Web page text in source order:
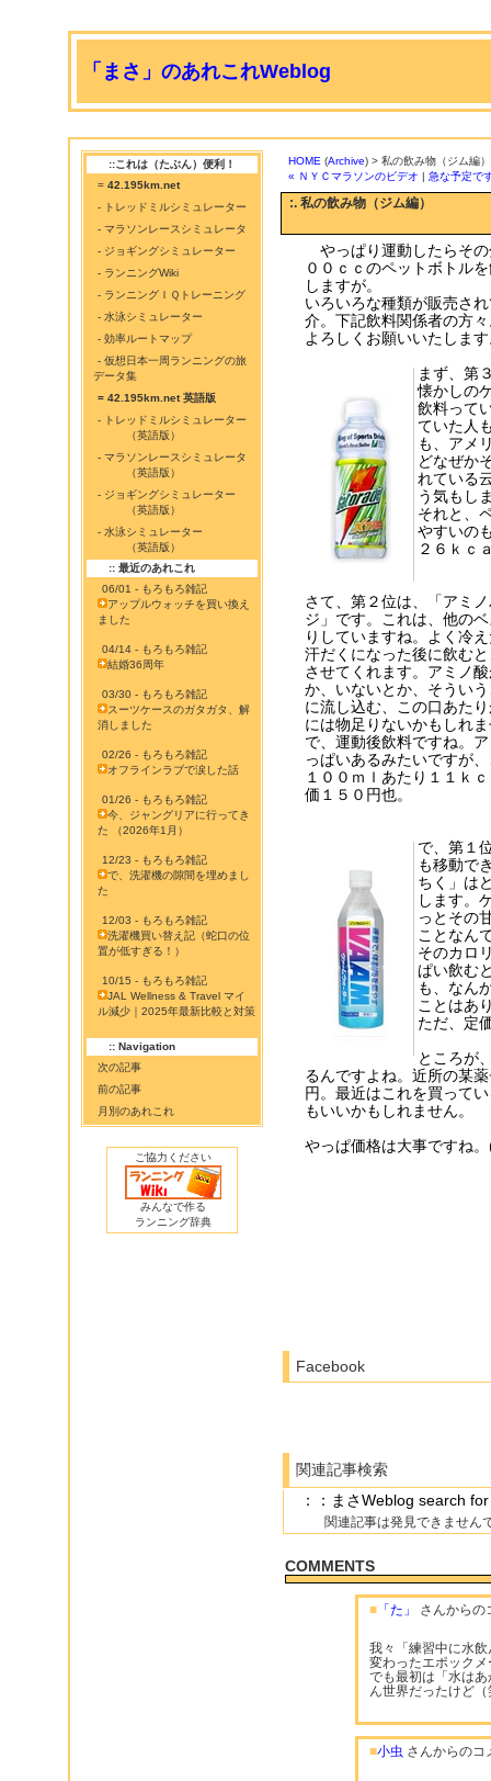
「まさ」のあれこれWeblog
::これは（たぶん）便利！
= 42.195km.net
- トレッドミルシミュレーター
- マラソンレースシミュレータ
- ジョギングシミュレーター
- ランニングWiki
- ランニングＩＱトレーニング
- 水泳シミュレーター
- 効率ルートマップ
- 仮想日本一周ランニングの旅
データ集
= 42.195km.net 英語版
- トレッドミルシミュレーター
（英語版）
- マラソンレースシミュレータ
（英語版）
- ジョギングシミュレーター
（英語版）
- 水泳シミュレーター
（英語版）
:: 最近のあれこれ
06/01 - もろもろ雑記
アップルウォッチを買い換え
ました
04/14 - もろもろ雑記
結婚36周年
03/30 - もろもろ雑記
スーツケースのガタガタ、解
消しました
02/26 - もろもろ雑記
オフラインラブで涙した話
01/26 - もろもろ雑記
今、ジャングリアに行ってき
た （2026年1月）
12/23 - もろもろ雑記
で、洗濯機の隙間を埋めまし
た
12/03 - もろもろ雑記
洗濯機買い替え記（蛇口の位
置が低すぎる！）
10/15 - もろもろ雑記
JAL Wellness & Travel マイ
ル減少｜2025年最新比較と対策
:: Navigation
次の記事
前の記事
月別のあれこれ
ご協力ください
みんなで作る
ランニング辞典
HOME (Archive) > 私の飲み物（ジム編）
« ＮＹＣマラソンのビデオ | 急な予定で
:. 私の飲み物（ジム編）
やっぱり運動したらそ
００ｃｃのペットボトル
しますが。
いろいろな種類が販売さ
介。下記飲料関係者の方
よろしくお願いいたしま
まず、第
懐かしの
飲料って
ていた人
も、アメ
どなぜか
れている
う気もし
それと、
やすいの
２６ｋｃ
さて、第２位は、「アミ
ジ」です。これは、他の
りしていますね。よく冷
汗だくになった後に飲む
させてくれます。アミノ
か、いないとか、そうい
に流し込む、この口あた
には物足りないかもしれ
で、運動後飲料ですね。
っぱいあるみたいですが
１００ｍｌあたり１１ｋ
価１５０円也。
で、第１
も移動で
ちく」は
します。
っとその
ことなん
そのカロ
ぱい飲む
も、なん
ことはあ
ただ、定
ところが
るんですよね。近所の某
円。最近はこれを買って
もいいかもしれません。
やっぱ価格は大事ですね
Facebook
関連記事検索
：：まさWeblog search
関連記事は発見できません
COMMENTS
■ 「た」 さんからの
我々「練習中に水
変わったエポック
でも最初は「水は
ん世界だったけど（
■小虫 さんからのコ